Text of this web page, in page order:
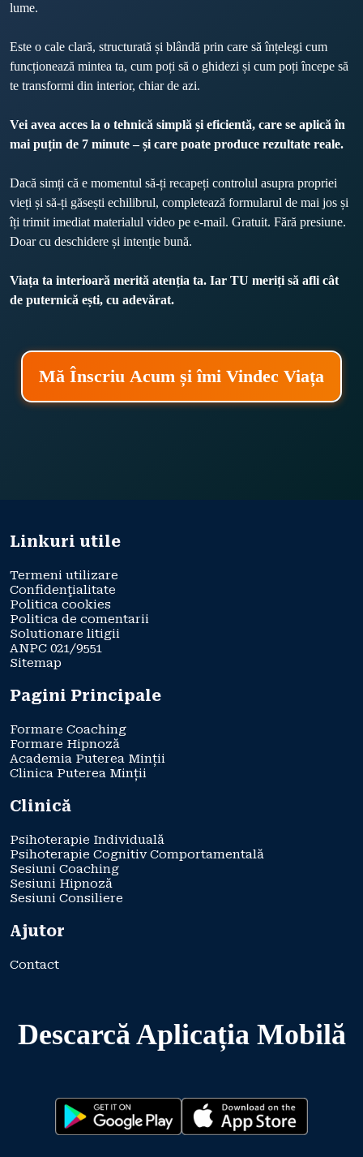
lume.
Este o cale clară, structurată și blândă prin care să înțelegi cum
funcționează mintea ta, cum poți să o ghidezi și cum poți începe să
te transformi din interior, chiar de azi.
Vei avea acces la o tehnică simplă și eficientă, care se aplică în
mai puțin de 7 minute – și care poate produce rezultate reale.
Dacă simți că e momentul să-ți recapeți controlul asupra propriei
vieți și să-ți găsești echilibrul, completează formularul de mai jos și
îți trimit imediat materialul video pe e-mail. Gratuit. Fără presiune.
Doar cu deschidere și intenție bună.
Viața ta interioară merită atenția ta. Iar TU meriți să afli cât
de puternică ești, cu adevărat.
Mă Înscriu Acum și îmi Vindec Viața
Linkuri utile
Termeni utilizare
Confidenţialitate
Politica cookies
Politica de comentarii
Solutionare litigii
ANPC 021/9551
Sitemap
Pagini Principale
Formare Coaching
Formare Hipnoză
Academia Puterea Minții
Clinica Puterea Minții
Clinică
Psihoterapie Individuală
Psihoterapie Cognitiv Comportamentală
Sesiuni Coaching
Sesiuni Hipnoză
Sesiuni Consiliere
Ajutor
Contact
Descarcă Aplicația Mobilă